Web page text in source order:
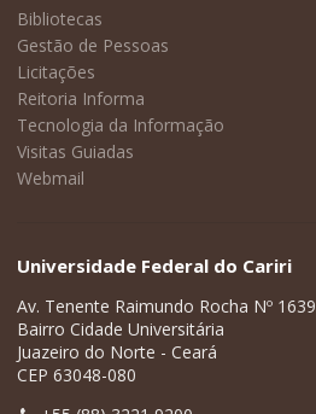
Bibliotecas
Gestão de Pessoas
Licitações
Reitoria Informa
Tecnologia da Informação
Visitas Guiadas
Webmail
Universidade Federal do Cariri
Av. Tenente Raimundo Rocha Nº 1639
Bairro Cidade Universitária
Juazeiro do Norte - Ceará
CEP 63048-080